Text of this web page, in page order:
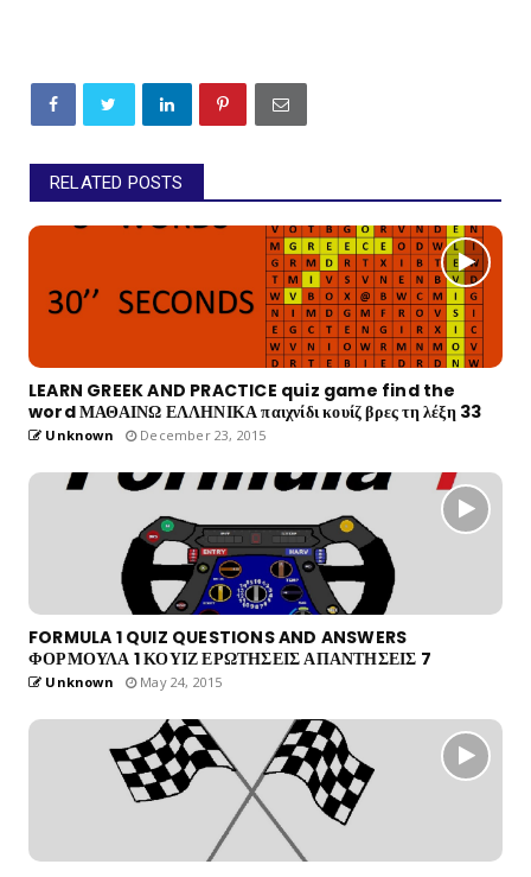
RELATED POSTS
LEARN GREEK AND PRACTICE quiz game find the
word ΜΑΘΑΙΝΩ ΕΛΛΗΝΙΚΑ παιχνίδι κουίζ βρες τη λέξη 33
Unknown December 23, 2015
FORMULA 1 QUIZ QUESTIONS AND ANSWERS
ΦΟΡΜΟΥΛΑ 1 ΚΟΥΙΖ ΕΡΩΤΗΣΕΙΣ ΑΠΑΝΤΗΣΕΙΣ 7
Unknown May 24, 2015